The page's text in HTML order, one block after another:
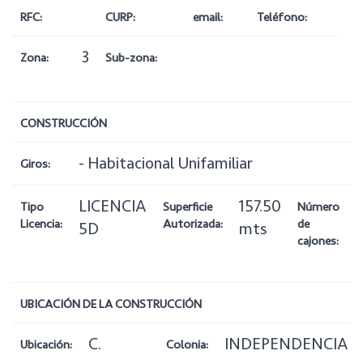
RFC: CURP: email: Teléfono:
Zona: 3 Sub-zona:
CONSTRUCCIÓN
Giros: - Habitacional Unifamiliar
Tipo
Licencia:
LICENCIA
5D
Superficie
Autorizada:
157.50
mts
Número
de
cajones:
UBICACIÓN DE LA CONSTRUCCIÓN
Ubicación:
C.
Colonia:
INDEPENDENCIA